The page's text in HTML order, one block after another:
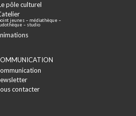
pôle culturel
jeunes – médiathèque –
ludothèque – studio
contacter